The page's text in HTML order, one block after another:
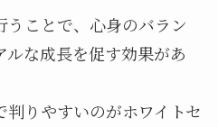
うことで、心身のバラン
な成長を促す効果があ
りやすいのがホワイトセ